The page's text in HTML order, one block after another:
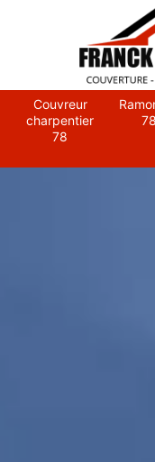
Couvreur
charpentier
78
78